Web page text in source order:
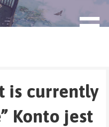
is currently
Konto jest